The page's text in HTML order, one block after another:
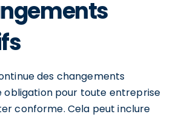
des changements
obligation pour toute entreprise
conforme. Cela peut inclure